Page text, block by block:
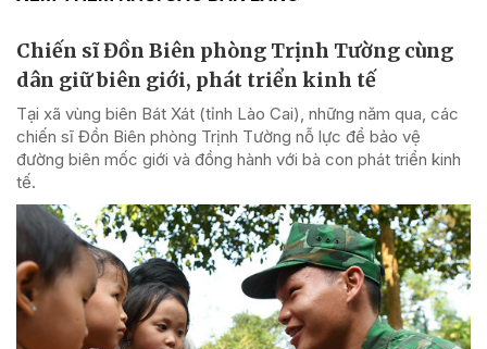
Chiến sĩ Đồn Biên phòng Trịnh Tường cùng
dân giữ biên giới, phát triển kinh tế
Tại xã vùng biên Bát Xát (tỉnh Lào Cai), những năm qua, các
chiến sĩ Đồn Biên phòng Trịnh Tường nỗ lực để bảo vệ
đường biên mốc giới và đồng hành với bà con phát triển kinh
tế.